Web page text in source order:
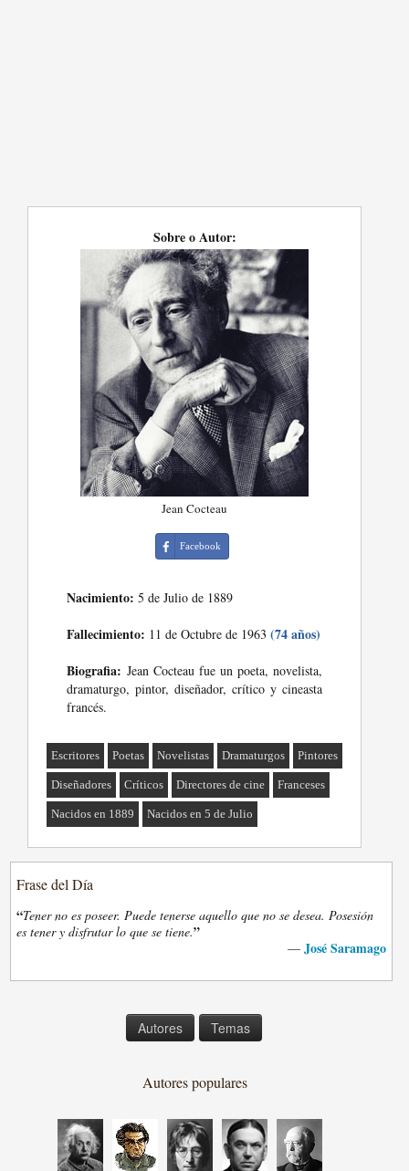
Sobre o Autor:
Jean Cocteau
Facebook
Nacimiento: 5 de Julio de 1889
Fallecimiento: 11 de Octubre de 1963(74 años)
Biografia: Jean Cocteau fue un poeta, novelista,
dramaturgo, pintor, diseñador, crítico y cineasta
francés.
Escritores Poetas Novelistas Dramaturgos Pintores
Diseñadores Críticos Directores de cine Franceses
Nacidos en 1889 Nacidos en 5 de Julio
Frase del Día
“Tener no es poseer. Puede tenerse aquello que no se desea. Posesión
es tener y disfrutar lo que se tiene.”
— José Saramago
Autores Temas
Autores populares